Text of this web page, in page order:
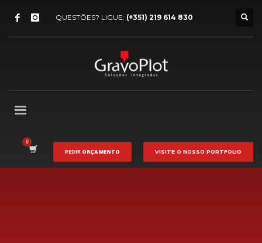
QUESTÕES? LIGUE: (+351) 219 614 830
PEDIR ORÇAMENTO VISITE O NOSSO PORTFOLIO